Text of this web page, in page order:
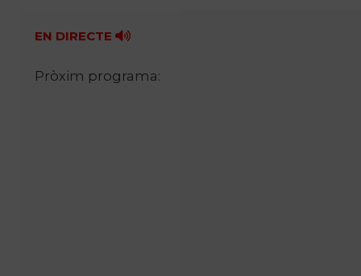
Fes-te'n soci!
EN DIRECTE
Pròxim programa: